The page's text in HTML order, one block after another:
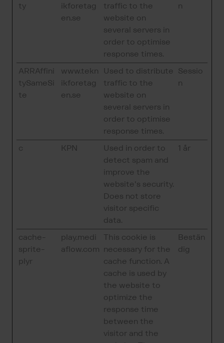
ty
ikforetag
en.se
traffic to the
website on
several servers in
order to optimise
response times.
n
ARRAffini
tySameSi
te
www.tekn
ikforetag
en.se
Used to distribute
traffic to the
website on
several servers in
order to optimise
response times.
Sessio
n
c KPN
Used in order to
detect spam and
improve the
website's security.
Does not store
visitor specific
data.
1 år
cache-
sprite-
plyr
play.medi
aflow.com
This cookie is
necessary for the
cache function. A
cache is used by
the website to
optimize the
response time
between the
visitor and the
Bestän
dig